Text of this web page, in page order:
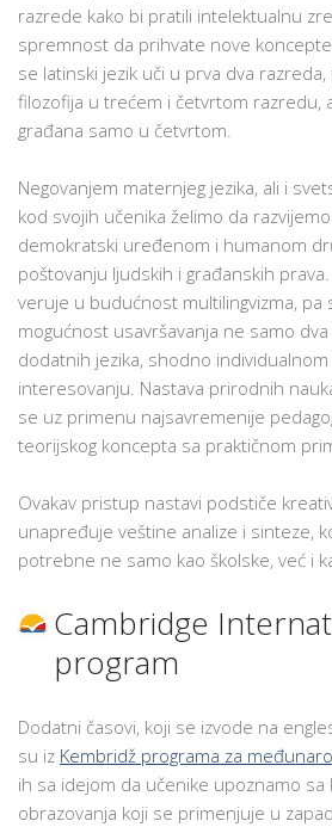
razrede kako bi pratili intelektualnu
spremnost da prihvate nove
se latinski jezik uči u prva dva
filozofija u trećem i četvrtom razredu,
građana samo u četvrtom.
Negovanjem maternjeg jezika, ali i
kod svojih učenika želimo da
demokratski uređenom i humanom
poštovanju ljudskih i građanskih
veruje u budućnost multilingvizma, pa
mogućnost usavršavanja ne samo
dodatnih jezika, shodno
interesovanju. Nastava prirodnih
se uz primenu najsavremenije
teorijskog koncepta sa praktičnom
Ovakav pristup nastavi podstiče
unapređuje veštine analize i sinteze,
potrebne ne samo kao školske, već i
Cambridge
program
Dodatni časovi, koji se izvode na
su iz Kembridž programa za
ih sa idejom da učenike upoznamo sa
obrazovanja koji se primenjuje u